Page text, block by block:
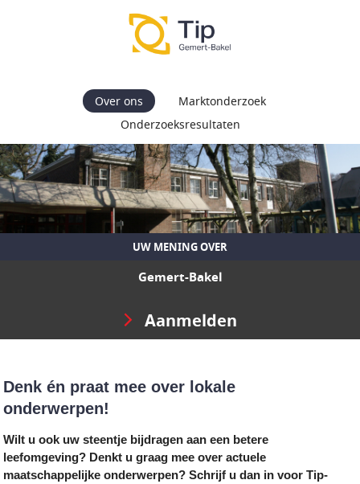
Over ons
Marktonderzoek
Onderzoeksresultaten
UW MENING OVER
Gemert-Bakel
Aanmelden
Denk én praat mee over lokale
onderwerpen!
Wilt u ook uw steentje bijdragen aan een betere
leefomgeving? Denkt u graag mee over actuele
maatschappelijke onderwerpen? Schrijf u dan in voor Tip-